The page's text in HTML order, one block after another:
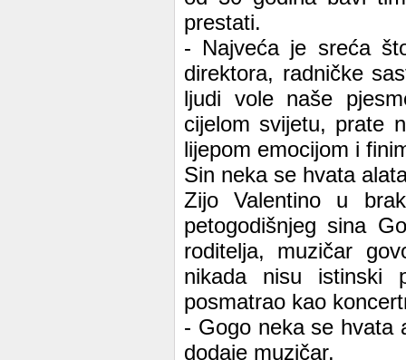
prestati.
- Najveća je sreća
direktora, radničke
ljudi vole naše
cijelom svijetu, prate
lijepom emocijom i
Sin neka se hvata
Zijo Valentino u
petogodišnjeg sina
roditelja, muzičar
nikada nisu istinski
posmatrao kao
- Gogo neka se hvata
dodaje muzičar.